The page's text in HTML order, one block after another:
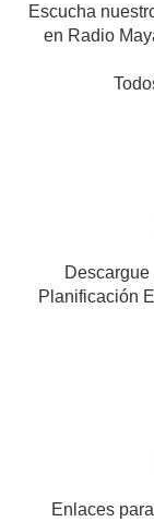
Escucha
en Radio
Planificación
Enlaces